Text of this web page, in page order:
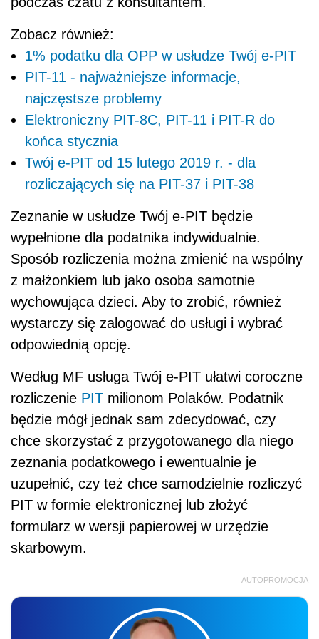
Zobacz również:
1% podatku dla OPP w usłudze Twój e-PIT
PIT-11 - najważniejsze informacje,
najczęstsze problemy
Elektroniczny PIT-8C, PIT-11 i PIT-R do
końca stycznia
Twój e-PIT od 15 lutego 2019 r. - dla
rozliczających się na PIT-37 i PIT-38
Zeznanie w usłudze Twój e-PIT będzie
wypełnione dla podatnika indywidualnie.
Sposób rozliczenia można zmienić na wspólny
z małżonkiem lub jako osoba samotnie
wychowująca dzieci. Aby to zrobić, również
wystarczy się zalogować do usługi i wybrać
odpowiednią opcję.
Według MF usługa Twój e-PIT ułatwi coroczne
rozliczenie PIT milionom Polaków. Podatnik
będzie mógł jednak sam zdecydować, czy
chce skorzystać z przygotowanego dla niego
zeznania podatkowego i ewentualnie je
uzupełnić, czy też chce samodzielnie rozliczyć
PIT w formie elektronicznej lub złożyć
formularz w wersji papierowej w urzędzie
skarbowym.
AUTOPROMOCJA